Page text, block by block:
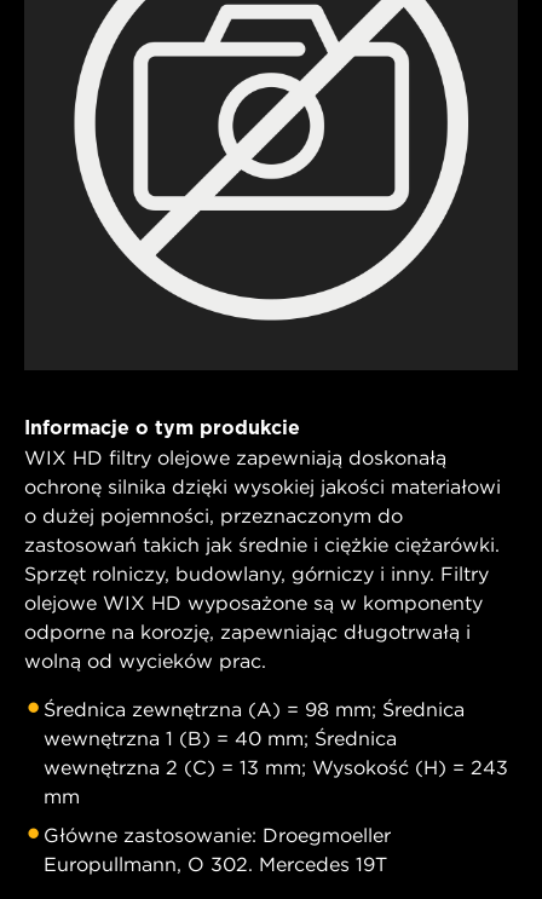
Informacje o tym produkcie
WIX HD filtry olejowe zapewniają doskonałą
ochronę silnika dzięki wysokiej jakości materiałowi
o dużej pojemności, przeznaczonym do
zastosowań takich jak średnie i ciężkie ciężarówki.
Sprzęt rolniczy, budowlany, górniczy i inny. Filtry
olejowe WIX HD wyposażone są w komponenty
odporne na korozję, zapewniając długotrwałą i
wolną od wycieków prac.
Średnica zewnętrzna (A) = 98 mm; Średnica
wewnętrzna 1 (B) = 40 mm; Średnica
wewnętrzna 2 (C) = 13 mm; Wysokość (H) = 243
mm
Główne zastosowanie: Droegmoeller
Europullmann, O 302. Mercedes 19T